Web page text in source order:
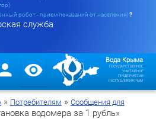
робот - прием показаний от населения)?
служба
Вода Крыма
ГОСУДАРСТВЕННОЕ
УНИТАРНОЕ
ПРЕДПРИЯТИЕ
РЕСПУБЛИКИ КРЫМ
» Потребителям » Сообщения для
водомера за 1 рубль»